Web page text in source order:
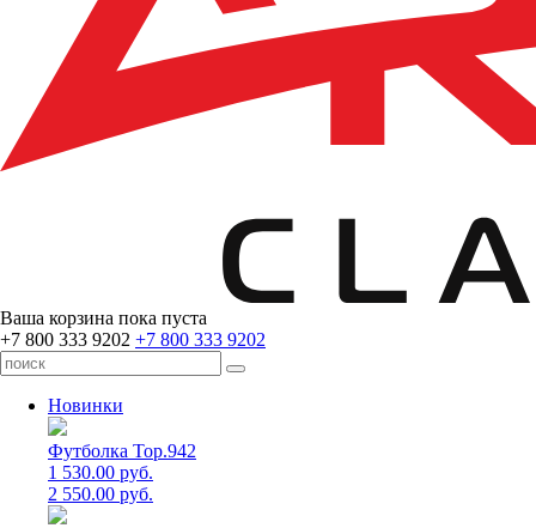
Ваша корзина пока пуста
+7 800 333 9202 +7 800 333 9202
Новинки
Футболка Top.942
1 530.00 руб.
2 550.00 руб.